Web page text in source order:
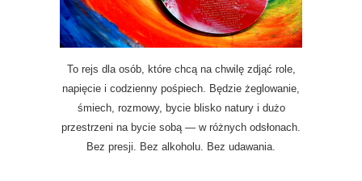
To rejs dla osób, które chcą na chwilę zdjąć role,
napięcie i codzienny pośpiech. Będzie żeglowanie,
śmiech, rozmowy, bycie blisko natury i dużo
przestrzeni na bycie sobą — w różnych odsłonach.
Bez presji. Bez alkoholu. Bez udawania.